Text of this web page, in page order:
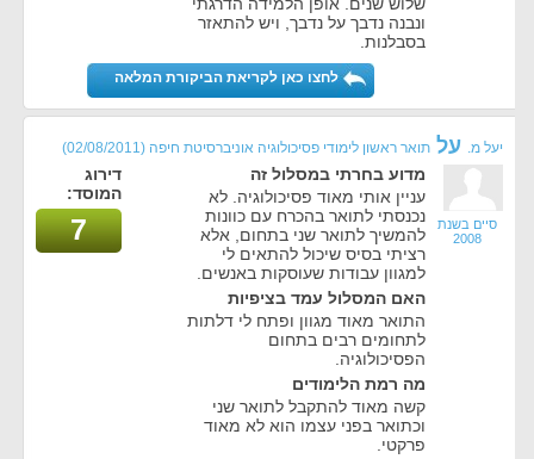
ונבנה נדבך על נדבך, ויש להתאזר
בסבלנות.
לחצו כאן לקריאת הביקורת המלאה
יעל מ. על תואר ראשון לימודי פסיכולוגיה אוניברסיטת חיפה (02/08/2011)
סיים בשנת
2008
מדוע בחרתי במסלול זה
עניין אותי מאוד פסיכולוגיה. לא
נכנסתי לתואר בהכרח עם כוונות
להמשיך לתואר שני בתחום, אלא
רציתי בסיס שיכול להתאים לי
למגוון עבודות שעוסקות באנשים.
האם המסלול עמד בציפיות
התואר מאוד מגוון ופתח לי דלתות
לתחומים רבים בתחום
הפסיכולוגיה.
מה רמת הלימודים
קשה מאוד להתקבל לתואר שני
וכתואר בפני עצמו הוא לא מאוד
פרקטי.
דירוג
המוסד:
7